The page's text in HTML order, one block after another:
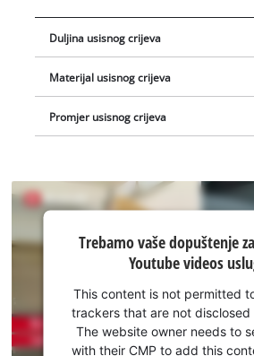
koristiti za čišćenje uskih prostora kao
tvrdih i mekih površina i presvlaka.
praktično uklanjanje prašine s
Duljina usisnog crijeva
Materijal usisnog crijeva
Promjer usisnog crijeva
vaše
učitavanje
Youtube
Trebamo vaše dopuštenje
Youtube videos
This content is not permitted
trackers that are not disclosed
The website owner needs to
with their CMP to add this